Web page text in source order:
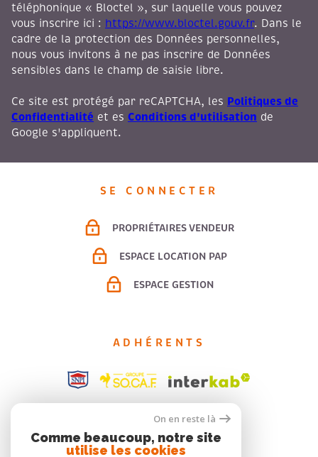
téléphonique « Bloctel », sur laquelle vous pouvez
vous inscrire ici : https://www.bloctel.gouv.fr. Dans le
cadre de la protection des Données personnelles,
nous vous invitons à ne pas inscrire de Données
sensibles dans le champ de saisie libre.
Ce site est protégé par reCAPTCHA, les Politiques de
Confidentialité et es Conditions d'utilisation de
Google s'appliquent.
SE CONNECTER
PROPRIÉTAIRES VENDEUR
ESPACE LOCATION PAP
ESPACE GESTION
ADHÉRENTS
On en reste là
Comme beaucoup, notre site
utilise les cookies